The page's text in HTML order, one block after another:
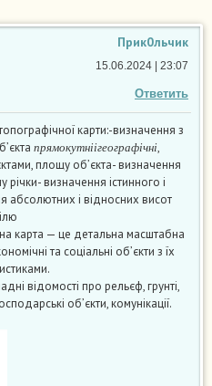
Прик0льчик
Ответить
15.06.2024 | 23:07
карти:-визначення з
р ніг ф і і,
площу об’єкта- визначення
річки- визначення істинного і
абсолютних і відносних висот
карта — це детальна масштабна
та соціальні об’єкти з їх
відомості про рельєф, грунті,
об’єкти, комунікації.